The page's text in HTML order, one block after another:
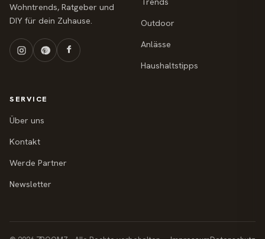
Wohntrends, Ratgeber und
DIY für dein Zuhause.
Outdoor
Anlässe
Haushaltstipps
SERVICE
Über uns
Kontakt
Werde Partner
Newsletter